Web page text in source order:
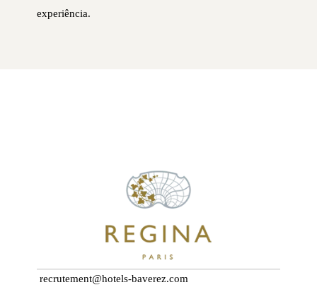
experiência.
recrutement@hotels-baverez.com